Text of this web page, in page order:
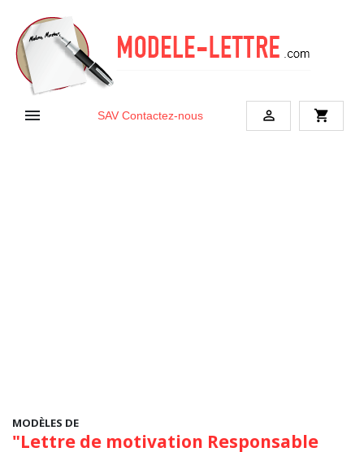
 SAV Contactez-nous  shopping_cart
MODÈLES DE
"Lettre de motivation Responsable